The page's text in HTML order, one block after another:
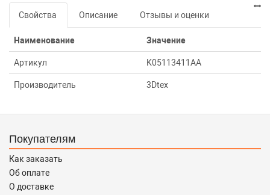
Свойства Описание Отзывы и оценки
Наименование Значение
Артикул K05113411AA
Производитель 3Dtex
Покупателям
Как заказать
Об оплате
О доставке